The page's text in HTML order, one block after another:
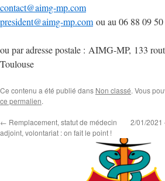
contact@aimg-mp.com
president@aimg-mp.com ou au 06 88 09
ou par adresse postale : AIMG-MP, 133
Toulouse
Ce contenu a été publié dans Non classé. Vous
ce permalien.
← Remplacement, statut de médecin
adjoint, volontariat : on fait le point !
2/01/2021